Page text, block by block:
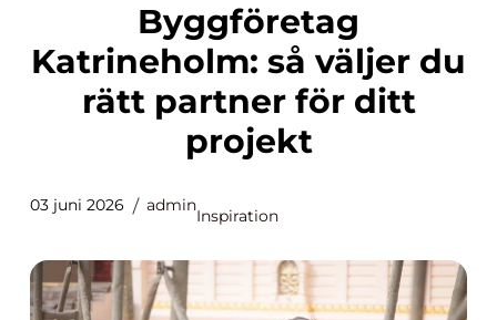
Byggföretag
Katrineholm: så väljer du
rätt partner för ditt
projekt
03 juni 2026 admin
Inspiration